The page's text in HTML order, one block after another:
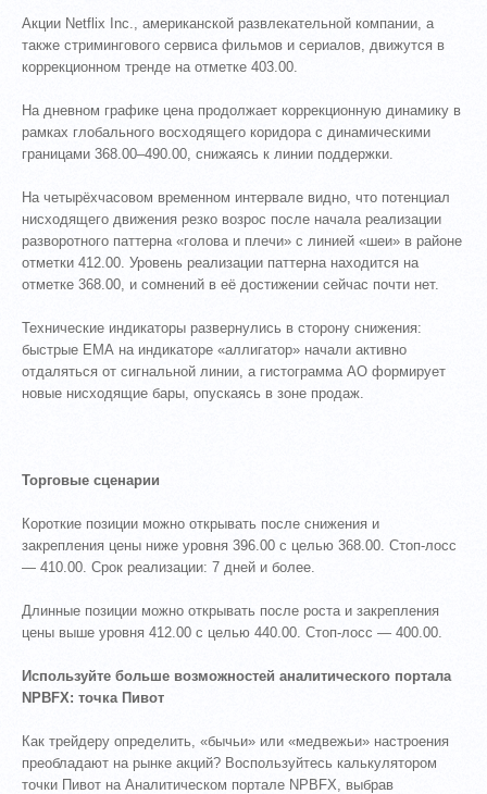
Акции Netflix Inc., американской развлекательной компании, а
также стримингового сервиса фильмов и сериалов, движутся в
коррекционном тренде на отметке 403.00.
На дневном графике цена продолжает коррекционную динамику в
рамках глобального восходящего коридора с динамическими
границами 368.00–490.00, снижаясь к линии поддержки.
На четырёхчасовом временном интервале видно, что потенциал
нисходящего движения резко возрос после начала реализации
разворотного паттерна «голова и плечи» с линией «шеи» в районе
отметки 412.00. Уровень реализации паттерна находится на
отметке 368.00, и сомнений в её достижении сейчас почти нет.
Технические индикаторы развернулись в сторону снижения:
быстрые ЕМА на индикаторе «аллигатор» начали активно
отдаляться от сигнальной линии, а гистограмма АО формирует
новые нисходящие бары, опускаясь в зоне продаж.
Торговые сценарии
Короткие позиции можно открывать после снижения и
закрепления цены ниже уровня 396.00 с целью 368.00. Стоп-лосс
— 410.00. Срок реализации: 7 дней и более.
Длинные позиции можно открывать после роста и закрепления
цены выше уровня 412.00 с целью 440.00. Стоп-лосс — 400.00.
Используйте больше возможностей аналитического портала
NPBFX: точка Пивот
Как трейдеру определить, «бычьи» или «медвежьи» настроения
преобладают на рынке акций? Воспользуйтесь калькулятором
точки Пивот на Аналитическом портале NPBFX, выбрав